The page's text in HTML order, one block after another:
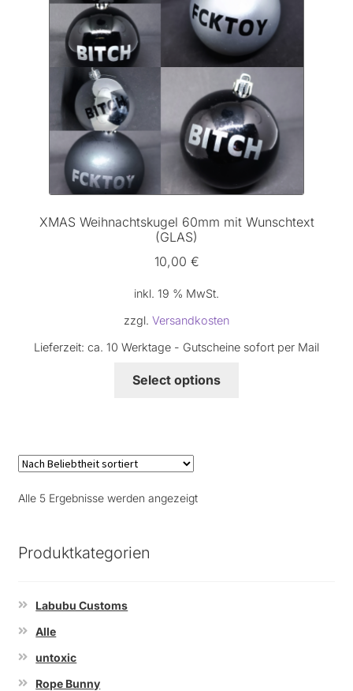
XMAS Weihnachtskugel 60mm mit Wunschtext
(GLAS)
10,00 €
inkl. 19 % MwSt.
zzgl. Versandkosten
Lieferzeit: ca. 10 Werktage - Gutscheine sofort per Mail
Select options
Alle 5 Ergebnisse werden angezeigtNach
Produktkategorien
Labubu Customs
Alle
untoxic
Rope Bunny